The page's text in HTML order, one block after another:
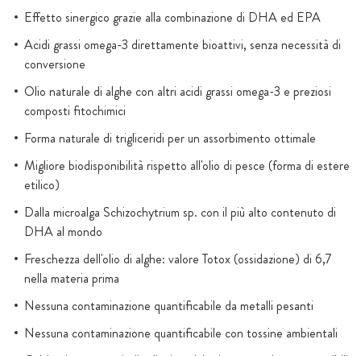
Effetto sinergico grazie alla combinazione di DHA ed EPA
Acidi grassi omega-3 direttamente bioattivi, senza necessità di
conversione
Olio naturale di alghe con altri acidi grassi omega-3 e preziosi
composti fitochimici
Forma naturale di trigliceridi per un assorbimento ottimale
Migliore biodisponibilità rispetto all'olio di pesce (forma di estere
etilico)
Dalla microalga Schizochytrium sp. con il più alto contenuto di
DHA al mondo
Freschezza dell'olio di alghe: valore Totox (ossidazione) di 6,7
nella materia prima
Nessuna contaminazione quantificabile da metalli pesanti
Nessuna contaminazione quantificabile con tossine ambientali